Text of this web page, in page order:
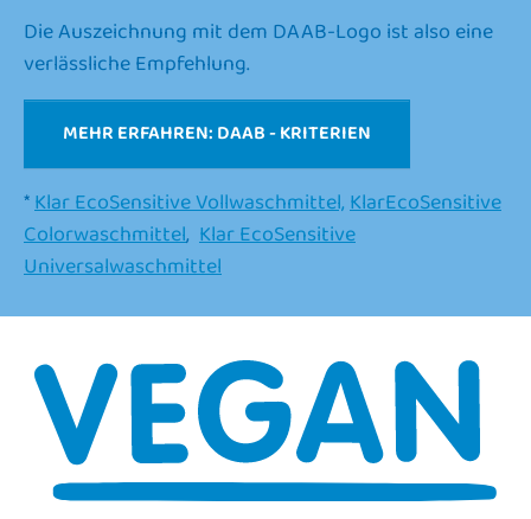
Die Auszeichnung mit dem DAAB-Logo ist also eine
verlässliche Empfehlung.
MEHR ERFAHREN: DAAB - KRITERIEN
*Klar EcoSensitive Vollwaschmittel,KlarEcoSensitive
Colorwaschmittel, Klar EcoSensitive
Universalwaschmittel